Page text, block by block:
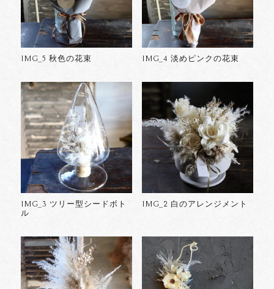
IMG_5 秋色の花束 IMG_4 淡めピンクの花束
IMG_3 ツリー型シードボト
ル
IMG_2 白のアレンジメント